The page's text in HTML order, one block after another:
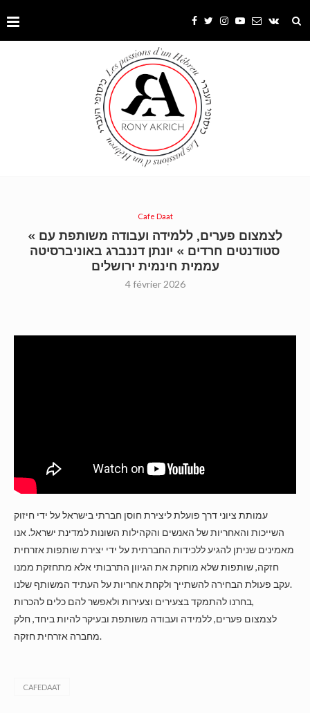
Cafe Daat
« לצמצום פערים, ללמידה ועבודה משותפת עם
סטודנטים חרדים » יונתן דננברג באוניברסיטה
עממית חינמית ירושלים
4 février 2026
עמותת ציוני דרך פועלת ליצירת חוסן חברתי בישראל על ידי חיזוק
השייכות והאחריות של האנשים והקהילות השונות למדינת ישראל. אנו
מאמינים שניתן להגיע ללכידות החברתית על ידי יצירת שותפות אזרחית
חזקה, שותפות שלא מוחקת את הגיוון התרבותי אלא מתחזקת ממנו
עקב פעולת הבחירה להשתייך ולקחת אחריות על העתיד המשותף שלנו.
בחרנו להתמקד בצעירים וצעירות ולאפשר להם כלים להכרות,
לצמצום פערים, ללמידה ועבודה משותפת ובעיקר להיות ביחד, חלק
מחברה אזרחית חזקה.​
CAFEDAAT